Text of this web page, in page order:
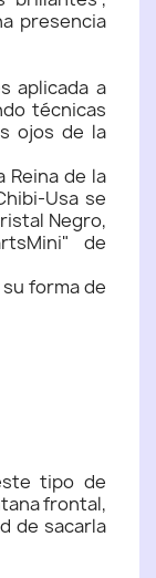
presencia
aplicada a
técnicas
ojos de la
Reina de la
Usa se
Negro,
de
su forma de
tipo de
frontal,
de sacarla